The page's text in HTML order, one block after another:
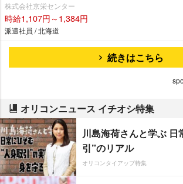
株式会社京栄センター
時給1,107円～1,384円
派遣社員 / 北海道
続きはこちら
オリコンニュース イチオシ特集
川島海荷さんと学ぶ 日
引”のリアル
オリコンタイアップ特集